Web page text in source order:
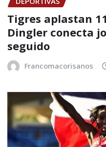
Tigres aplastan
Dingler conecta
seguido
Francomacorisanos